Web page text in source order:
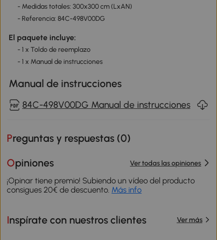
- Medidas totales: 300x300 cm (LxAN)
- Referencia: 84C-498V00DG
El paquete incluye:
- 1 x Toldo de reemplazo
- 1 x Manual de instrucciones
Manual de instrucciones
84C-498V00DG Manual de instrucciones
Preguntas y respuestas (0)
Opiniones Ver todas las opiniones
¡Opinar tiene premio! Subiendo un vídeo del producto
consigues 20€ de descuento. Más info
Inspírate con nuestros clientes Ver más